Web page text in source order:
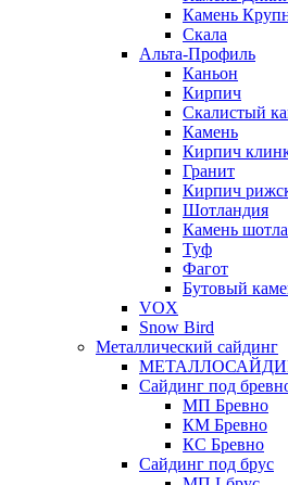
Камень
Скала
Альта-Профиль
Каньон
Кирпич
Скалистый
Камень
Кирпич
Гранит
Кирпич
Шотландия
Камень
Туф
Фагот
Бутовый
VOX
Snow Bird
Металлический сайдинг
Сайдинг под
МП Бревно
КМ Бревно
КС Бревно
Сайдинг под брус